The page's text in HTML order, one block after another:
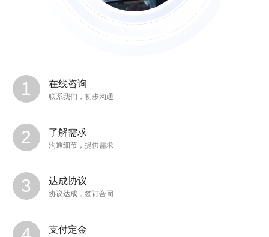
在线咨询
联系我们，初步沟通
了解需求
沟通细节，提供需求
达成协议
协议达成，签订合同
支付定金